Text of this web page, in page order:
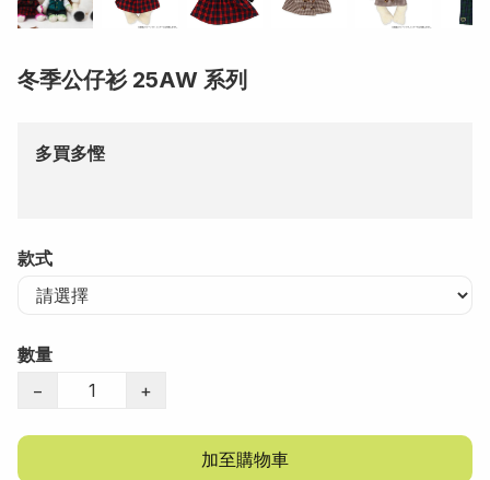
冬季公仔衫 25AW 系列
多買多慳
款式
數量
−
+
加至購物車